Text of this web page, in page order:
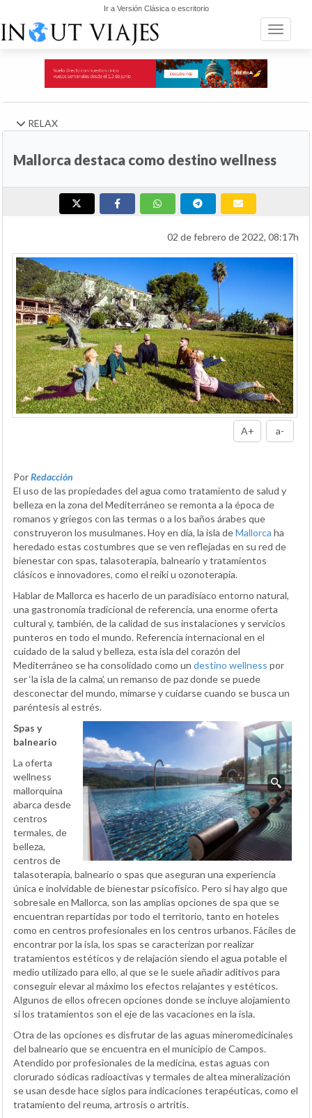
Ir a Versión Clásica o escritorio
Toggle
RELAX
Mallorca destaca como destino wellness
02 de febrero de 2022, 08:17h
A+ a-
PorRedacción
El uso de las propiedades del agua como tratamiento de salud y
belleza en la zona del Mediterráneo se remonta a la época de
romanos y griegos con las termas o a los baños árabes que
construyeron los musulmanes. Hoy en día, la isla deMallorca ha
heredado estas costumbres que se ven reflejadas en su red de
bienestar con spas, talasoterapia, balneario y tratamientos
clásicos e innovadores, como el reiki u ozonoterapia.
Hablar de Mallorca es hacerlo de un paradisíaco entorno natural,
una gastronomía tradicional de referencia, una enorme oferta
cultural y, también, de la calidad de sus instalaciones y servicios
punteros en todo el mundo. Referencia internacional en el
cuidado de la salud y belleza, esta isla del corazón del
Mediterráneo se ha consolidado como un destino wellness por
ser ‘la isla de la calma’, un remanso de paz donde se puede
desconectar del mundo, mimarse y cuidarse cuando se busca un
paréntesis al estrés.
Spas y
balneario
La oferta
wellness
mallorquina
abarca desde
centros
termales, de
belleza,
centros de
talasoterapia, balneario o spas que aseguran una experiencia
única e inolvidable de bienestar psicofísico. Pero si hay algo que
sobresale en Mallorca, son las amplias opciones de spa que se
encuentran repartidas por todo el territorio, tanto en hoteles
como en centros profesionales en los centros urbanos. Fáciles de
encontrar por la isla, los spas se caracterizan por realizar
tratamientos estéticos y de relajación siendo el agua potable el
medio utilizado para ello, al que se le suele añadir aditivos para
conseguir elevar al máximo los efectos relajantes y estéticos.
Algunos de ellos ofrecen opciones donde se incluye alojamiento
si los tratamientos son el eje de las vacaciones en la isla.
Otra de las opciones es disfrutar de las aguas mineromedicinales
del balneario que se encuentra en el municipio de Campos.
Atendido por profesionales de la medicina, estas aguas con
clorurado sódicas radioactivas y termales de altea mineralización
se usan desde hace siglos para indicaciones terapéuticas, como el
tratamiento del reuma, artrosis o artritis.